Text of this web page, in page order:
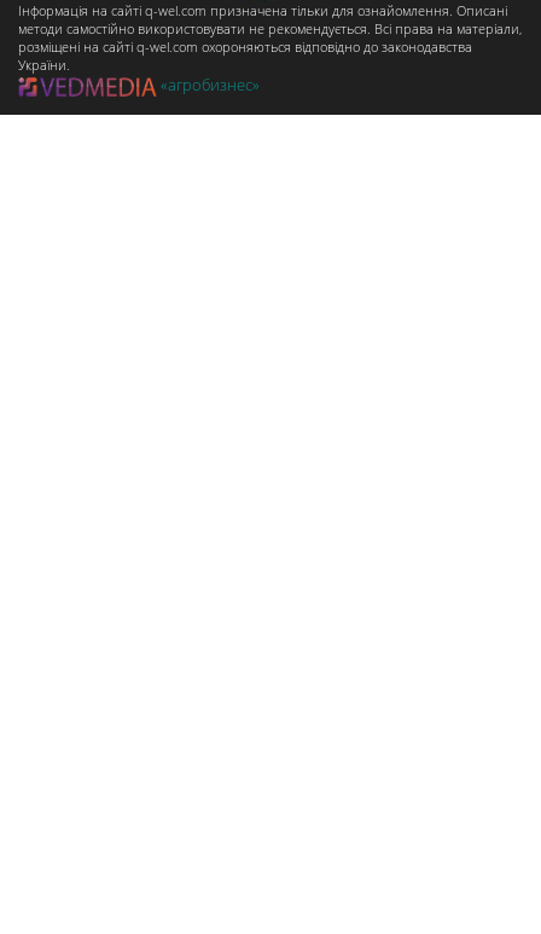
Інформація на сайті q-wel.com призначена тільки для ознайомлення. Описані
методи самостійно використовувати не рекомендується. Всі права на матеріали,
розміщені на сайті q-wel.com охороняються відповідно до законодавства
України.
«агробизнес»